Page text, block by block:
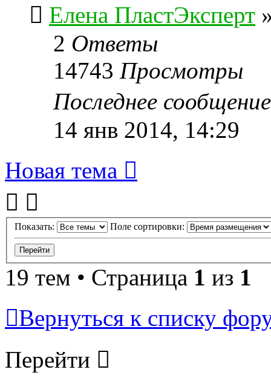
Елена ПластЭксперт
2 Ответы
14743 Просмотры
Последнее
14 янв 2014, 14:29
Новая тема
Показать: Поле сортировки:
19 тем • Страница 1 из 1
Вернуться к списку
Перейти